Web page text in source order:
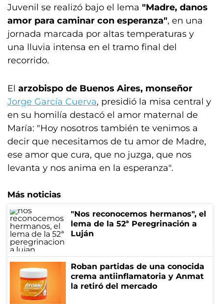
Juvenil se realizó bajo el lema "Madre, danos
amor para caminar con esperanza", en una
jornada marcada por altas temperaturas y
una lluvia intensa en el tramo final del
recorrido.
El arzobispo de Buenos Aires, monseñor
Jorge García Cuerva, presidió la misa central y
en su homilía destacó el amor maternal de
María: "Hoy nosotros también te venimos a
decir que necesitamos de tu amor de Madre,
ese amor que cura, que no juzga, que nos
levanta y nos anima en la esperanza".
Más noticias
"Nos reconocemos hermanos", el
lema de la 52ª Peregrinación a
Luján
Roban partidas de una conocida
crema antiinflamatoria y Anmat
la retiró del mercado